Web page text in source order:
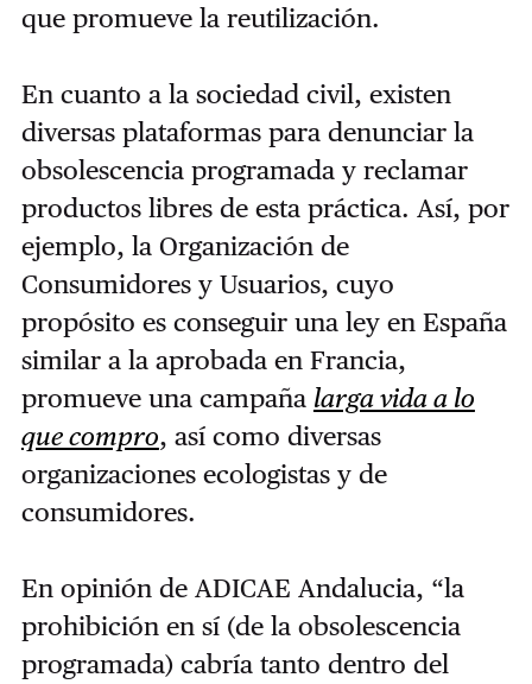
que promueve la reutilización.
En cuanto a la sociedad civil, existen
diversas plataformas para denunciar la
obsolescencia programada y reclamar
productos libres de esta práctica. Así, por
ejemplo, la Organización de
Consumidores y Usuarios, cuyo
propósito es conseguir una ley en España
similar a la aprobada en Francia,
promueve una campaña larga vida a lo
que compro, así como diversas
organizaciones ecologistas y de
consumidores.
En opinión de ADICAE Andalucia, “la
prohibición en sí (de la obsolescencia
programada) cabría tanto dentro del